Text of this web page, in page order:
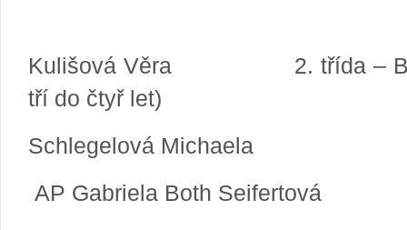
Kulišová Věra 2. třída –
tří do čtyř let)
Schlegelová Michaela
AP Gabriela Both Seifertová